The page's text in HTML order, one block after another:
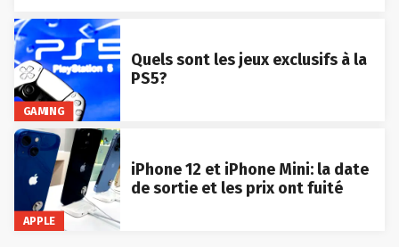
GAMING
Quels sont les jeux exclusifs à la
PS5?
APPLE
iPhone 12 et iPhone Mini: la date
de sortie et les prix ont fuité